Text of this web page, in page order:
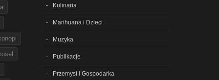
Kulinaria
Marihuana i Dzieci
Muzyka
Publikacje
Przemysł i Gospodarka